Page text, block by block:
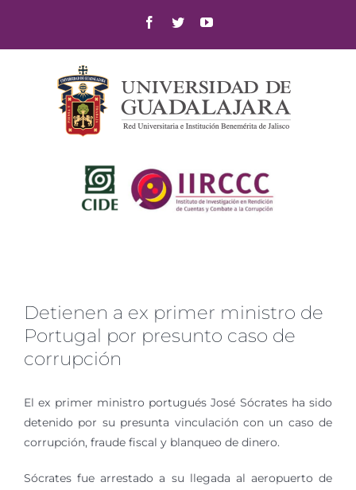
content
Facebook
TwitterYouTube
Detienen a ex primer ministro de
Portugal por presunto caso de
corrupción
El ex primer ministro portugués José Sócrates ha sido
detenido por su presunta vinculación con un caso de
corrupción, fraude fiscal y blanqueo de dinero.
Sócrates fue arrestado a su llegada al aeropuerto de